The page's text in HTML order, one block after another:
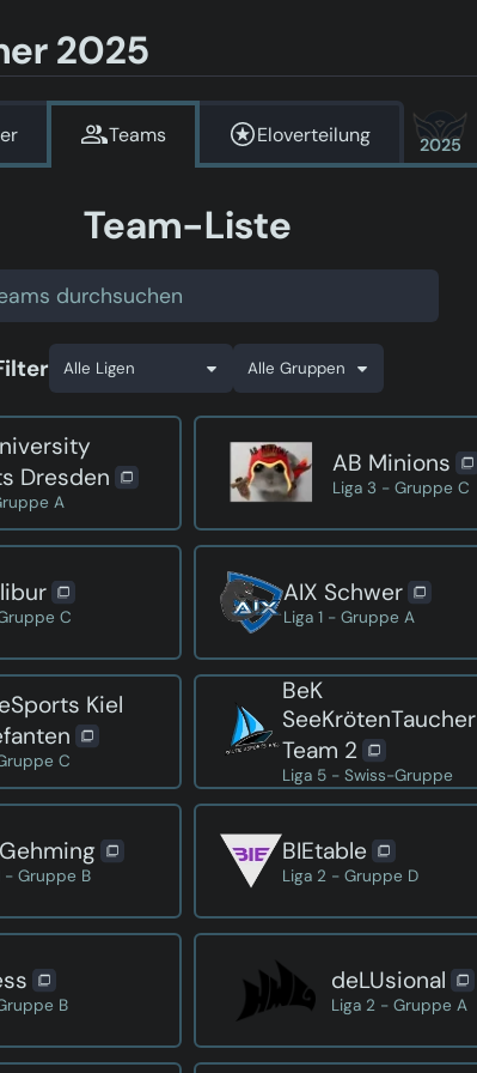
2025
Teams Eloverteilung 2025
Team-Liste
Dresden
A
AB Minions
Liga 3 - Gruppe C
C
AIX Schwer
Liga 1 - Gruppe A
Kiel
C
BeK
SeeKrötenTaucher
Team 2
Liga 5 - Swiss-Gruppe
- Gruppe B
BIEtable
Liga 2 - Gruppe D
B
deLUsional
Liga 2 - Gruppe A